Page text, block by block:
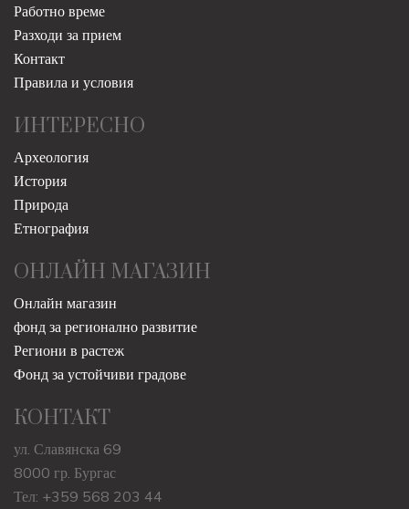
Работно време
Разходи за прием
Контакт
Правила и условия
ИНТЕРЕСНО
Археология
История
Природа
Етнография
ОНЛАЙН МАГАЗИН
Онлайн магазин
фонд за регионално развитие
Региони в растеж
Фонд за устойчиви градове
КОНТАКТ
ул. Славянска 69
8000 гр. Бургас
Тел: +359 568 203 44